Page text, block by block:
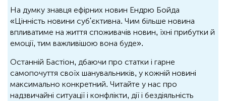
На думку знавця ефірних новин Ендрю Бойда
«Цінність новини суб'єктивна. Чим більше новина
впливатиме на життя споживачів новин, їхні прибутки й
емоції, тим важливішою вона буде».
Останній Бастіон, дбаючи про статки і гарне
самопочуття своїх шанувальників, у кожній новині
максимально конкретний. Читайте у нас про
надзвичайні ситуації і конфлікти, дії і бездіяльність